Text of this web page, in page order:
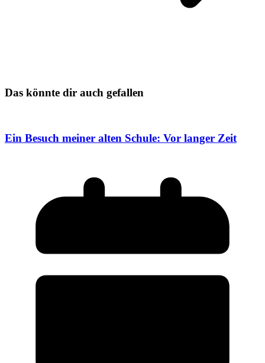
Das könnte dir auch gefallen
Ein Besuch meiner alten Schule: Vor langer Zeit